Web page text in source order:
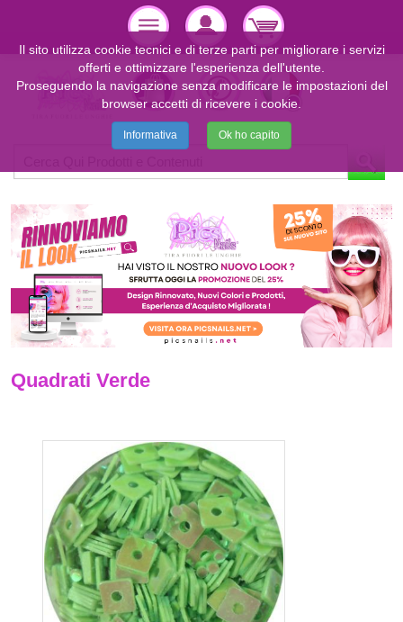
Quadrati Verde
Il sito utilizza cookie tecnici e di terze parti per migliorare i servizi
offerti e ottimizzare l'esperienza dell'utente.
Proseguendo la navigazione senza modificare le impostazioni del
browser accetti di ricevere i cookie.
Informativa Ok ho capito